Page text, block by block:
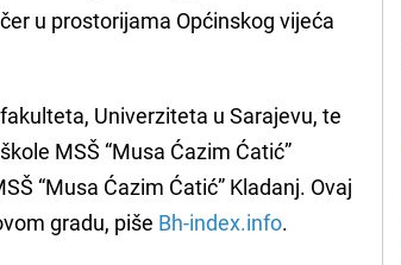
u prostorijama Općinskog vijeća
Univerziteta u Sarajevu, te
MSŠ “Musa Ćazim Ćatić”
“Musa Ćazim Ćatić” Kladanj. Ovaj
gradu, piše Bh-index.info.